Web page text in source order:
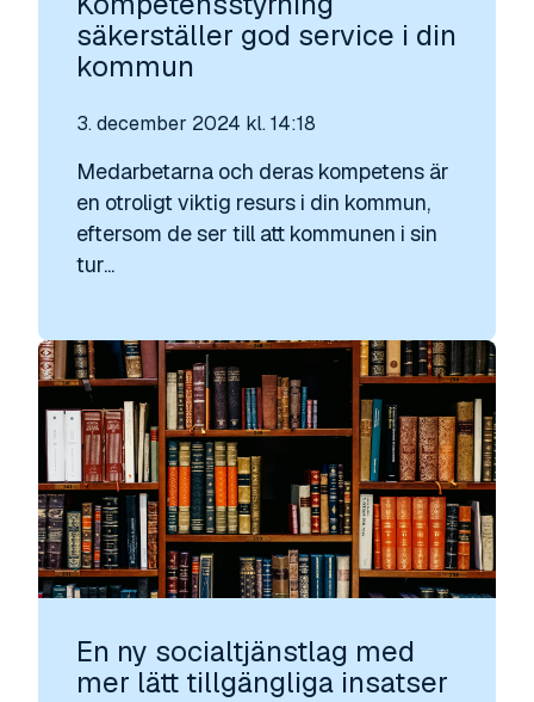
säkerställer god service i din
kommun
3. december 2024 kl. 14:18
Medarbetarna och deras kompetens är
en otroligt viktig resurs i din kommun,
eftersom de ser till att kommunen i sin
tur...
En ny socialtjänstlag med
mer lätt tillgängliga insatser